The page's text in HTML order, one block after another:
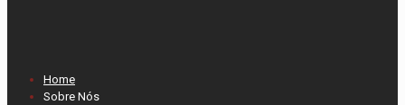
Home
Sobre Nós